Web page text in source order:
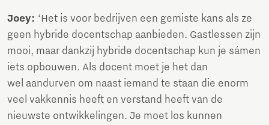
Joey: ‘Het is voor bedrijven een gemiste kans als ze
geen hybride docentschap aanbieden. Gastlessen zijn
mooi, maar dankzij hybride docentschap kun je sámen
iets opbouwen. Als docent moet je het dan
wel aandurven om naast iemand te staan die enorm
veel vakkennis heeft en verstand heeft van de
nieuwste ontwikkelingen. Je moet los kunnen